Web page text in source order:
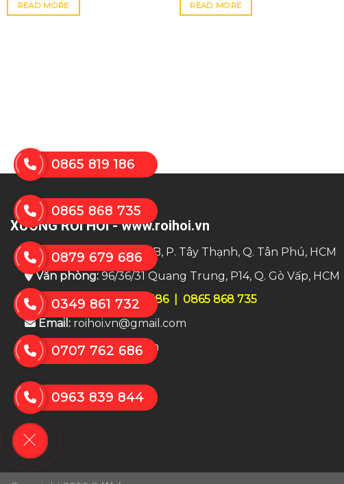
READ MORE READ MORE
XƯỞNG RỐI HƠI - www.roihoi.vn
Trụ sở:số 8 đường T4B, P. Tây Thạnh, Q. Tân Phú, HCM
Văn phòng:96/36/31 Quang Trung, P14, Q. Gò Vấp, HCM
Điện thoại:0865.922.186| 0865 868 735
Email:roihoi.vn@gmail.com
Website: www.roihoi.vn
0865 819 186
0865 868 735
0879 679 686
0349 861 732
0707 762 686
0963 839 844